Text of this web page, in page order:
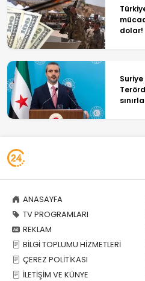
dolar!
Suriye
ANASAYFA
TV PROGRAMLARI
REKLAM
BİLGİ TOPLUMU HİZMETLERİ
ÇEREZ POLİTİKASI
İLETİŞİM VE KÜNYE